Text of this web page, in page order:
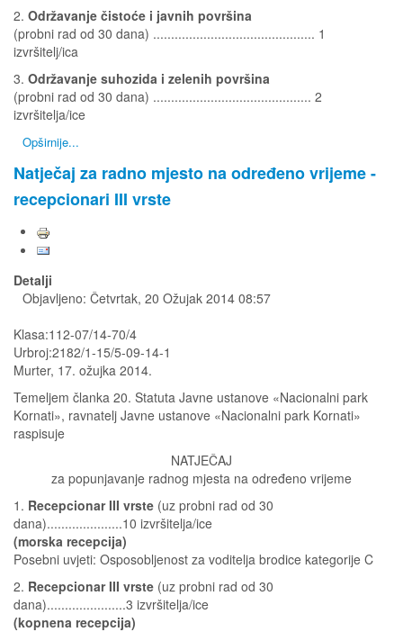
2. Održavanje čistoće i javnih površina
(probni rad od 30 dana) ............................................. 1
izvršitelj/ica
3. Održavanje suhozida i zelenih površina
(probni rad od 30 dana) ............................................ 2
izvršitelja/ice
Opširnije...
Natječaj za radno mjesto na određeno vrijeme -
recepcionari III vrste
Detalji
Objavljeno: Četvrtak, 20 Ožujak 2014 08:57
Klasa:112-07/14-70/4
Urbroj:2182/1-15/5-09-14-1
Murter, 17. ožujka 2014.
Temeljem članka 20. Statuta Javne ustanove «Nacionalni park
Kornati», ravnatelj Javne ustanove «Nacionalni park Kornati»
raspisuje
NATJEČAJ
za popunjavanje radnog mjesta na određeno vrijeme
1. Recepcionar III vrste (uz probni rad od 30
dana).....................10 izvršitelja/ice
(morska recepcija)
Posebni uvjeti: Osposobljenost za voditelja brodice kategorije C
2. Recepcionar III vrste (uz probni rad od 30
dana)......................3 izvršitelja/ice
(kopnena recepcija)